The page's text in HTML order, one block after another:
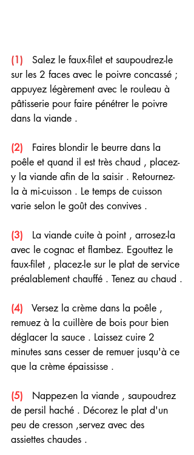
(1)
  Salez le faux-filet et saupoudrez-le
sur les 2 faces avec le poivre concassé ;
appuyez légèrement avec le rouleau à
pâtisserie pour faire pénétrer le poivre
dans la viande .
(2)
  Faires blondir le beurre dans la
poêle et quand il est très chaud , placez-
y la viande afin de la saisir . Retournez-
la à mi-cuisson . Le temps de cuisson
varie selon le goût des convives .
(3)
   La viande cuite à point , arrosez-la
avec le cognac et flambez. Egouttez le
faux-filet , placez-le sur le plat de service
préalablement chauffé . Tenez au chaud .
(4)
Versez la crème dans la poêle ,
remuez à la cuillère de bois pour bien
déglacer la sauce . Laissez cuire 2
minutes sans cesser de remuer jusqu'à ce
que la crème épaississe .
(5)
  Nappez-en la viande , saupoudrez
de persil haché . Décorez le plat d'un
peu de cresson ,servez avec des
assiettes chaudes .